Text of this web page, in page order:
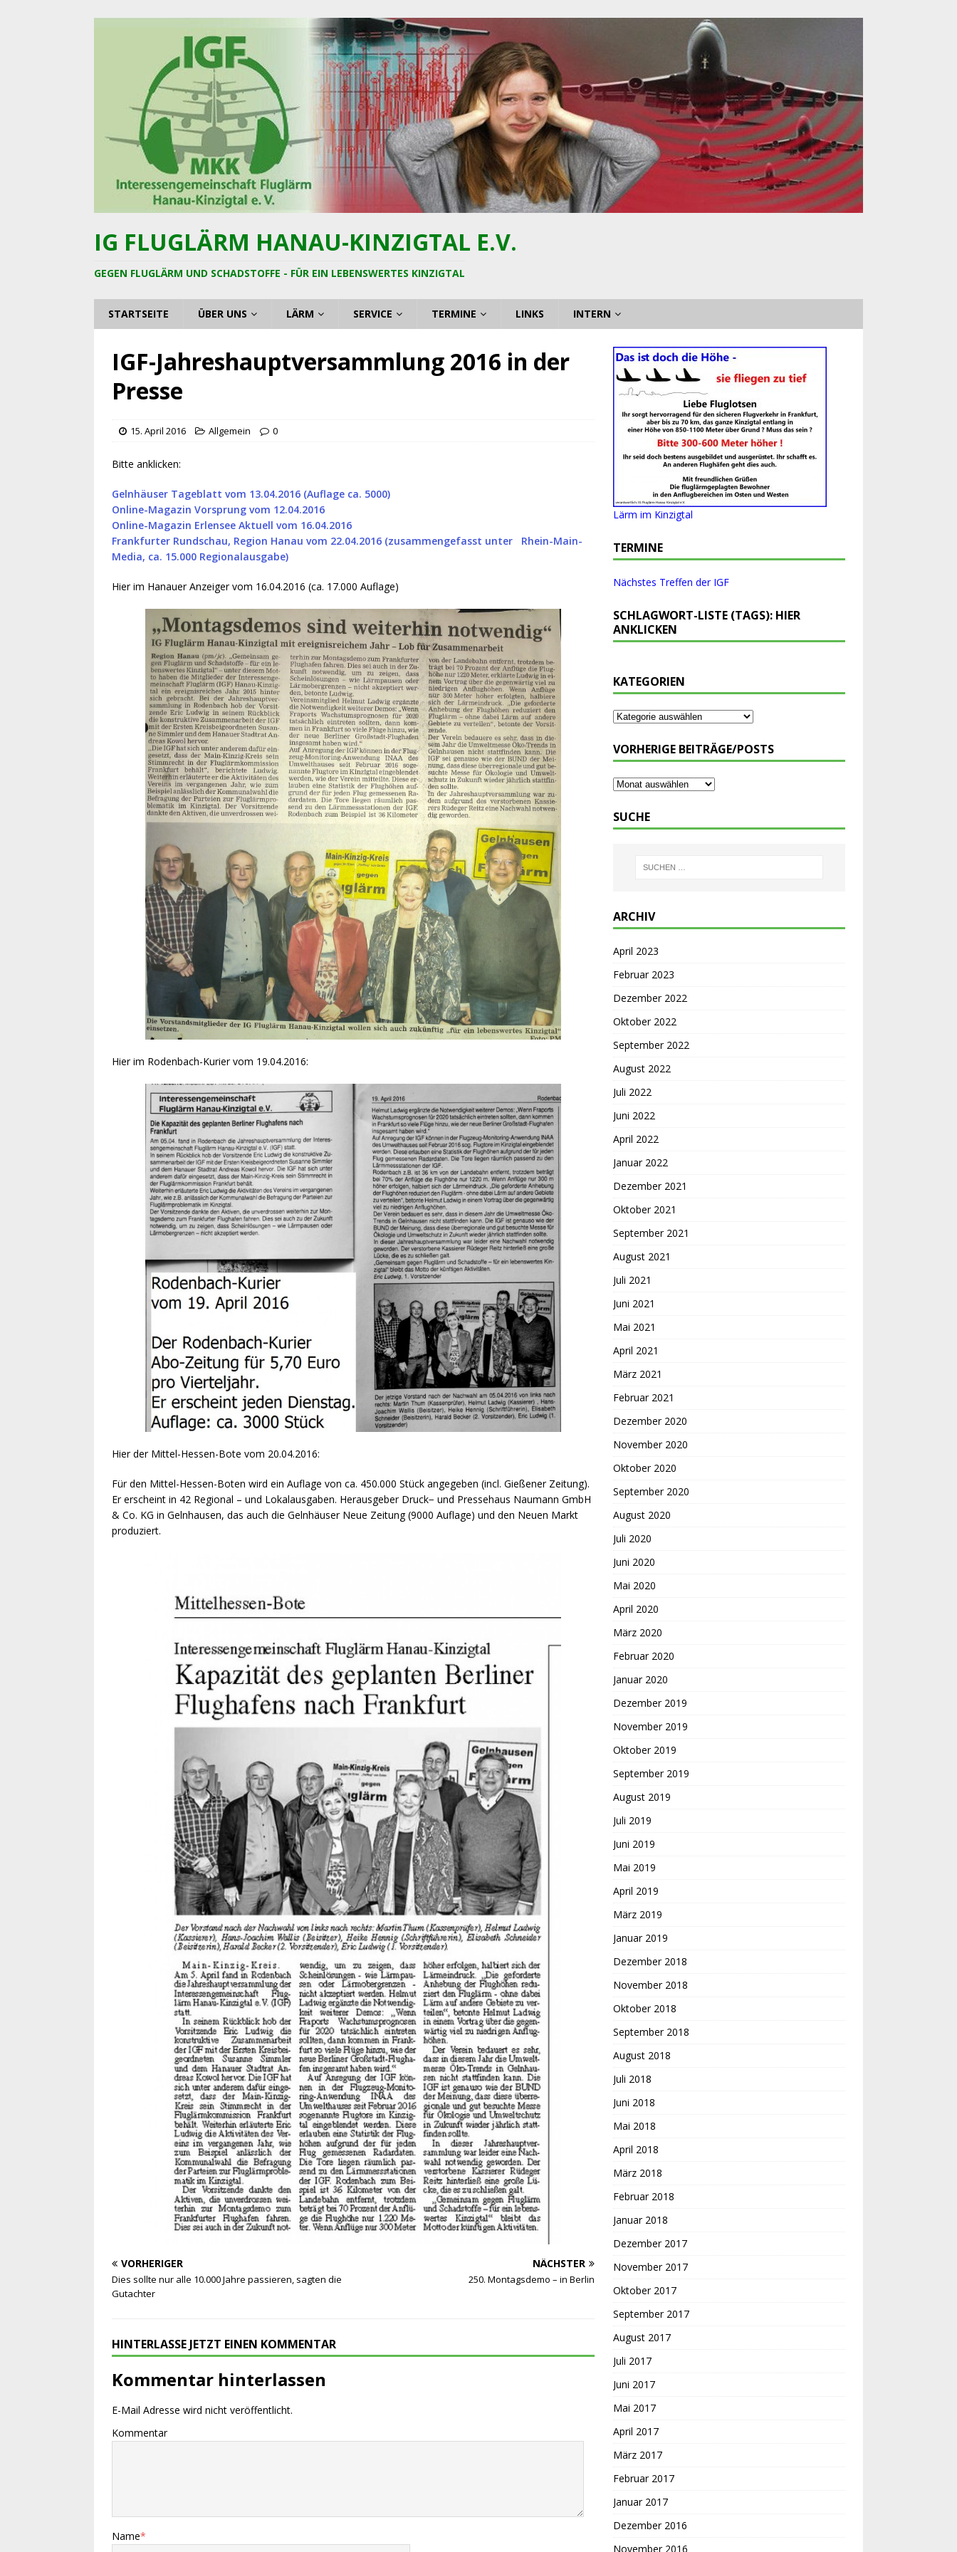
IG FLUGLÄRM HANAU-KINZIGTAL E.V.
GEGEN FLUGLÄRM UND SCHADSTOFFE - FÜR EIN LEBENSWERTES KINZIGTAL
STARTSEITE ÜBER UNS LÄRM SERVICE TERMINE LINKS INTERN
IGF-Jahreshauptversammlung 2016 in der
Presse
15. April 2016 Allgemein 0
Bitte anklicken:
Gelnhäuser Tageblatt vom 13.04.2016 (Auflage ca. 5000)
Online-Magazin Vorsprung vom 12.04.2016
Online-Magazin Erlensee Aktuell vom 16.04.2016
Frankfurter Rundschau, Region Hanau vom 22.04.2016 (zusammengefasst unter Rhein-Main-
Media, ca. 15.000 Regionalausgabe)
Hier im Hanauer Anzeiger vom 16.04.2016 (ca. 17.000 Auflage)
Hier im Rodenbach-Kurier vom 19.04.2016:
Hier der Mittel-Hessen-Bote vom 20.04.2016:
Für den Mittel-Hessen-Boten wird ein Auflage von ca. 450.000 Stück angegeben (incl. Gießener Zeitung).
Er erscheint in 42 Regional – und Lokalausgaben. Herausgeber Druck− und Pressehaus Naumann GmbH
& Co. KG in Gelnhausen, das auch die Gelnhäuser Neue Zeitung (9000 Auflage) und den Neuen Markt
produziert.
VORHERIGER
Dies sollte nur alle 10.000 Jahre passieren, sagten die
Gutachter
NÄCHSTER
250. Montagsdemo – in Berlin
HINTERLASSE JETZT EINEN KOMMENTAR
Kommentar hinterlassen
E-Mail Adresse wird nicht veröffentlicht.
Kommentar
Name*
Lärm im Kinzigtal
TERMINE
Nächstes Treffen der IGF
SCHLAGWORT-LISTE (TAGS): HIER
ANKLICKEN
KATEGORIEN
VORHERIGE BEITRÄGE/POSTS
SUCHE
ARCHIV
April 2023
Februar 2023
Dezember 2022
Oktober 2022
September 2022
August 2022
Juli 2022
Juni 2022
April 2022
Januar 2022
Dezember 2021
Oktober 2021
September 2021
August 2021
Juli 2021
Juni 2021
Mai 2021
April 2021
März 2021
Februar 2021
Dezember 2020
November 2020
Oktober 2020
September 2020
August 2020
Juli 2020
Juni 2020
Mai 2020
April 2020
März 2020
Februar 2020
Januar 2020
Dezember 2019
November 2019
Oktober 2019
September 2019
August 2019
Juli 2019
Juni 2019
Mai 2019
April 2019
März 2019
Januar 2019
Dezember 2018
November 2018
Oktober 2018
September 2018
August 2018
Juli 2018
Juni 2018
Mai 2018
April 2018
März 2018
Februar 2018
Januar 2018
Dezember 2017
November 2017
Oktober 2017
September 2017
August 2017
Juli 2017
Juni 2017
Mai 2017
April 2017
März 2017
Februar 2017
Januar 2017
Dezember 2016
November 2016